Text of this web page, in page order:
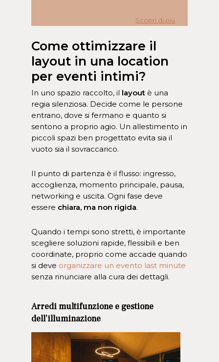
Scopri di più
Come ottimizzare il
layout in una location
per eventi intimi?
In uno spazio raccolto, il layout è una
regia silenziosa. Decide come le persone
entrano, dove si fermano e quanto si
sentono a proprio agio. Un allestimento in
piccoli spazi ben progettato evita sia il
vuoto sia il sovraccarico.
Il punto di partenza è il flusso: ingresso,
accoglienza, momento principale, pausa,
networking e uscita. Ogni fase deve
essere chiara, ma non rigida.
Quando i tempi sono stretti, è importante
scegliere soluzioni rapide, flessibili e ben
coordinate, proprio come accade quando
si deve organizzare un evento last minute
senza rinunciare alla cura dei dettagli.
Arredi multifunzione e gestione
dell’illuminazione